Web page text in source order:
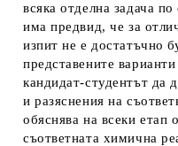
всяка отделна задача
има предвид, че за
изпит не е достатъчно
представените
кандидат-студентът да
и разяснения на
обяснява на всеки етап
съответната химична